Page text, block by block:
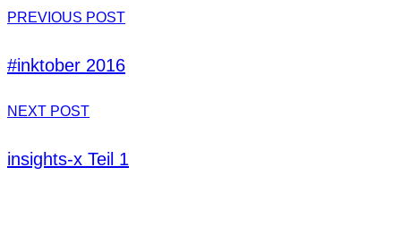
PREVIOUS POST
#inktober 2016
NEXT POST
insights-x Teil 1